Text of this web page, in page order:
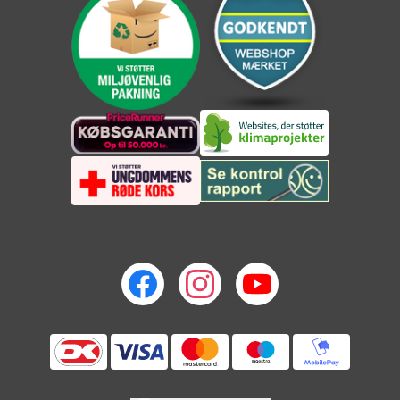
Dybde: 34,29 cm
Vægt: 30,8 kg
Cockpitåbninger: 43,2 cm x 82,3 cm
Cockpitvolumen: Bov: 185 liter, Stern: 198 liter
Day Hatch: 12 liter
Bov tør opbevaring: 56 liter
Stern tør opbevaring: 121 liter
Maksimal kapacitet: 254 kg